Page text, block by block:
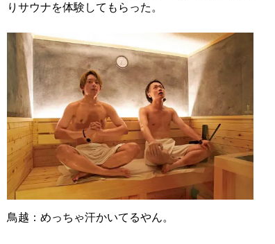
りサウナを体験してもらった。
鳥越：めっちゃ汗かいてるやん。